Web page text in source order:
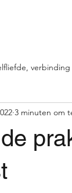
3 minuten om